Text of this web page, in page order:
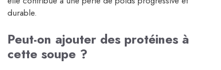
durable.
Peut-on ajouter des protéines à
cette soupe ?